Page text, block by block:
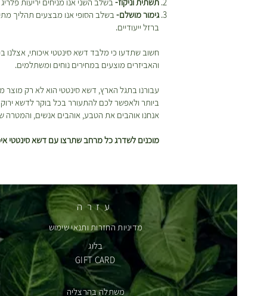
גימור מושלם-בשלב הסופי אנו מבצעים תהליך
ברזל ייעודיים.
חשוב שתדעו כי מלבד דשא סינטטי איכותי,
והאביזרים מוצעים במחירים נוחים ומשתלמים.
עבורנו בתגל הארץ, דשא סינטטי הוא לא רק מוצר
ביותר ולאפשר לכם להתעורר בכל בוקר לדשא ירוק
אנחנו אוהבים את הטבע, אוהבים אנשים,
מוכנים לשדרג כל מרחב שתרצו עם דשא סינטטי
עזרה
מדיניות החזרות ותנאי שימוש
בלוג
GIFT CARD
משתלה בהרצליה